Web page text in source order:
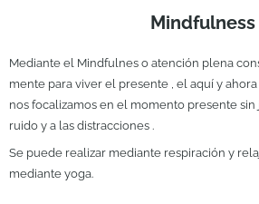
Mindfulness
Mediante el Mindfulnes o atención plena
mente para viver el presente , el aquí y
nos focalizamos en el momento presente
ruido y a las distracciones .
Se puede realizar mediante respiración y
mediante yoga.